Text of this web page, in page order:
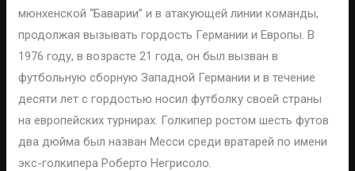
мюнхенской “Баварии” и в атакующей линии команды,
продолжая вызывать гордость Германии и Европы. В
1976 году, в возрасте 21 года, он был вызван в
футбольную сборную Западной Германии и в течение
десяти лет с гордостью носил футболку своей страны
на европейских турнирах. Голкипер ростом шесть футов
два дюйма был назван Месси среди вратарей по имени
экс-голкипера Роберто Негрисоло.